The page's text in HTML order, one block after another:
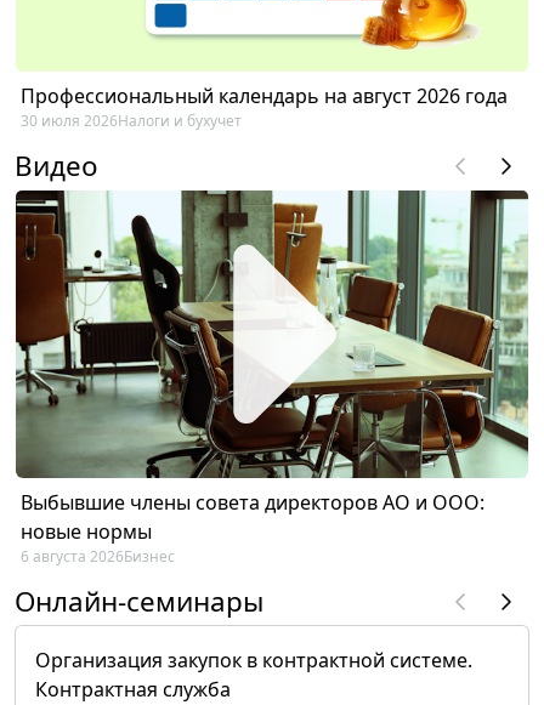
Профессиональный календарь на август 2026 года
30 июля 2026Налоги и бухучет
Видео
Выбывшие члены совета директоров АО и ООО:
новые нормы
6 августа 2026Бизнес
Онлайн-семинары
Организация закупок в контрактной системе.
Контрактная служба